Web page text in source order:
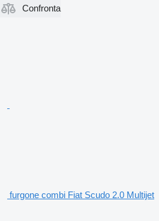
Confronta
furgone combi Fiat Scudo 2.0 Multijet